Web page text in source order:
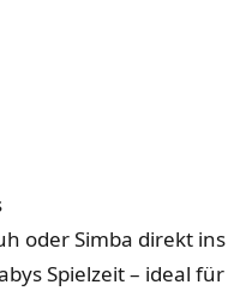
oder Simba direkt ins
Spielzeit – ideal für